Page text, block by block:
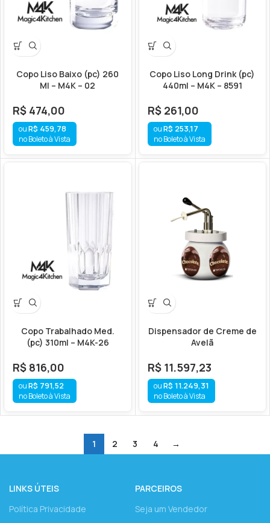
Copo Liso Baixo (pc) 260
Ml – M4K – 02
R$ 474,00
R$ 459,78
no Boleto à Vista
Copo Liso Long Drink (pc)
440ml – M4K – 8591
R$261,00
R$ 253,17
no Boleto à Vista
Copo Trabalhado Med.
(pc) 310ml – M4K-26
R$ 816,00
R$ 791,52
no Boleto à Vista
Dispensador de Creme de
Avelã
R$11.597,23
R$ 11.249,31
no Boleto à Vista
1 2 3 4 →
LINKS ÚTEIS
Política Privacidade
PARCEIROS
Seja um Vendedor